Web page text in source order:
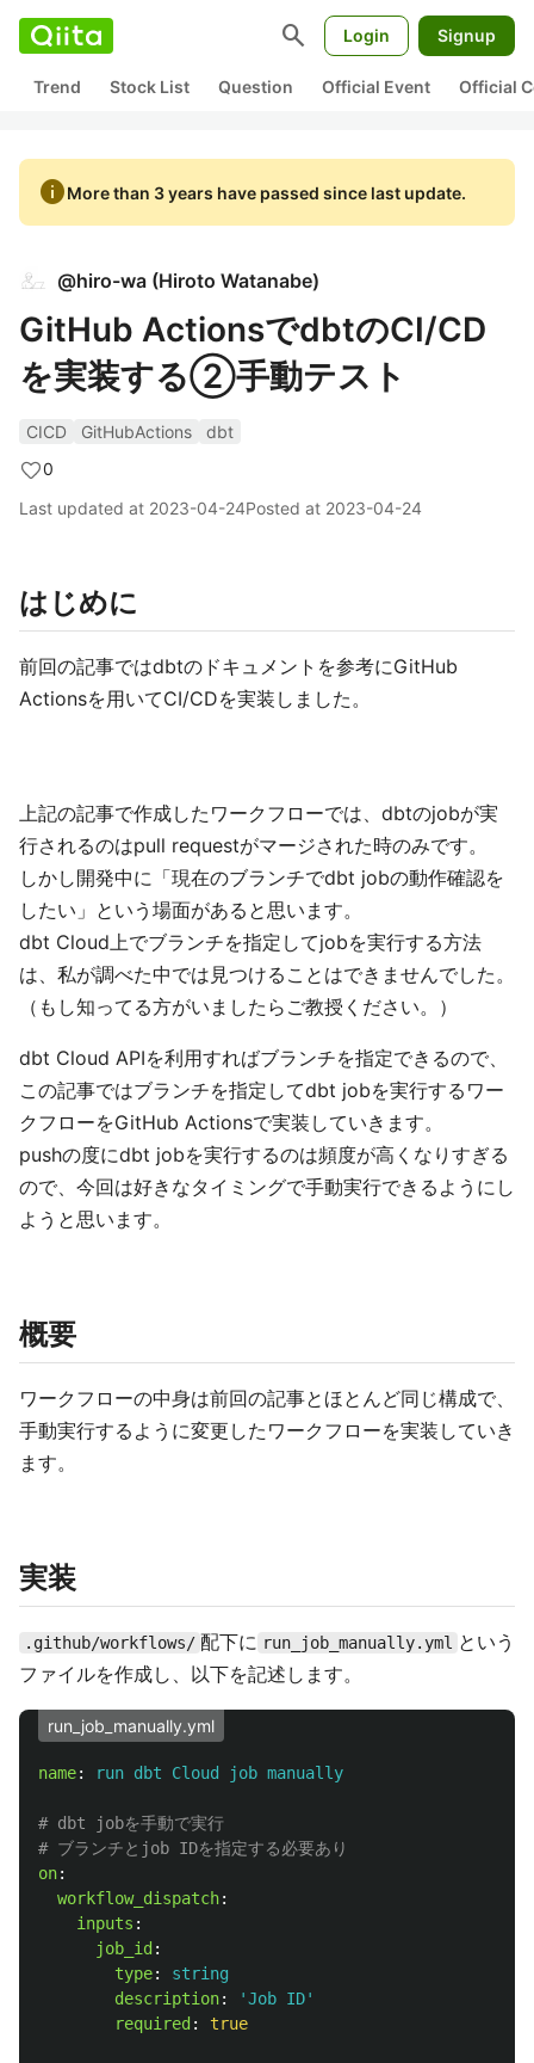
search Login Signup
Trend Stock List Question Official Event Official
infoMore than 3 years have passed since last update.
@hiro-wa (Hiroto Watanabe)
GitHub ActionsでdbtのCI/CD
を実装する②手動テスト
CICD GitHubActions
dbt
0
Last updated at 2023-04-24Posted at 2023-04-24
はじめに
前回の記事ではdbtのドキュメントを参考にGitHub
Actionsを用いてCI/CDを実装しました。
上記の記事で作成したワークフローでは、dbtのjobが実
行されるのはpull requestがマージされた時のみです。
しかし開発中に「現在のブランチでdbt jobの動作確認を
したい」という場面があると思います。
dbt Cloud上でブランチを指定してjobを実行する方法
は、私が調べた中では見つけることはできませんでした。
（もし知ってる方がいましたらご教授ください。）
dbt Cloud APIを利用すればブランチを指定できるので、
この記事ではブランチを指定してdbt jobを実行するワー
クフローをGitHub Actionsで実装していきます。
pushの度にdbt jobを実行するのは頻度が高くなりすぎる
ので、今回は好きなタイミングで手動実行できるようにし
ようと思います。
概要
ワークフローの中身は前回の記事とほとんど同じ構成で、
手動実行するように変更したワークフローを実装していき
ます。
実装
.github/workflows/ 配下に run_job_manually.yml という
ファイルを作成し、以下を記述します。
run_job_manually.yml
name: run dbt Cloud job manually
# dbt jobを手動で実行
# ブランチとjob IDを指定する必要あり
on:
workflow_dispatch:
inputs :
job_id :
type:
string
description: 'Job ID'
required : true